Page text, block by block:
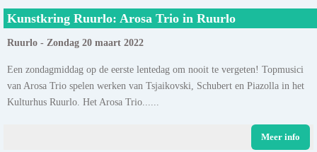
Kunstkring Ruurlo: Arosa Trio in Ruurlo
Ruurlo - Zondag 20 maart 2022
Een zondagmiddag op de eerste lentedag om nooit te vergeten! Topmusici
van Arosa Trio spelen werken van Tsjaikovski, Schubert en Piazolla in het
Kulturhus Ruurlo. Het Arosa Trio......
Meer info